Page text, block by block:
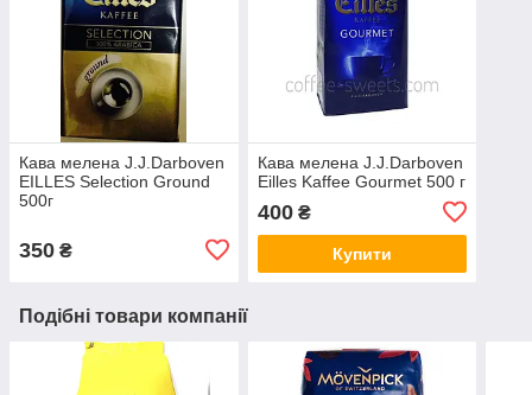
Кава мелена J.J.Darboven
EILLES Selection Ground
500г
350 ₴
Кава мелена J.J.Darboven
Eilles Kaffee Gourmet 500 г
400₴
Купити
Подібні товари компанії